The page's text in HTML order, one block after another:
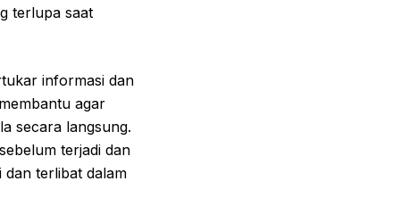
terlupa saat
informasi dan
agar
secara langsung.
terjadi dan
dan terlibat dalam